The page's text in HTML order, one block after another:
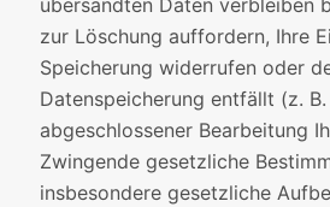
übersandten Daten verbleiben
zur Löschung auffordern, Ihre
Speicherung widerrufen oder
Datenspeicherung entfällt (z.
abgeschlossener Bearbeitung
Zwingende gesetzliche
insbesondere gesetzliche